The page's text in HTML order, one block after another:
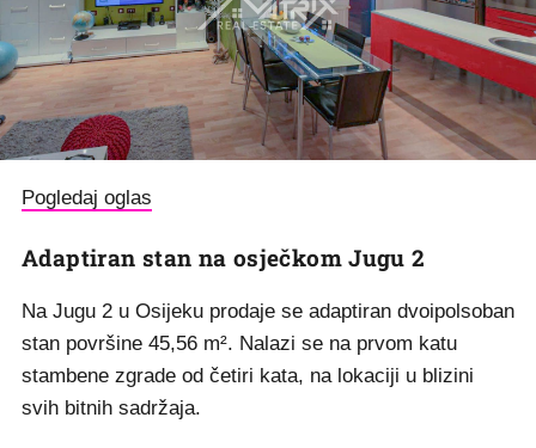
Pogledaj oglas
Adaptiran stan na osječkom Jugu 2
Na Jugu 2 u Osijeku prodaje se adaptiran dvoipolsoban
stan površine 45,56 m². Nalazi se na prvom katu
stambene zgrade od četiri kata, na lokaciji u blizini
svih bitnih sadržaja.